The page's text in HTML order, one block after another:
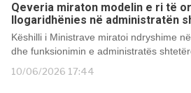
Qeveria miraton modelin e ri të
llogaridhënies në administratën
Këshilli i Ministrave miratoi ndryshime
dhe funksionimin e administratës
10/06/2026 17:44